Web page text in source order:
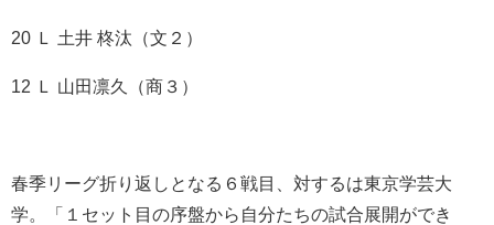
20 Ｌ 土井 柊汰（文２）
12 Ｌ 山田凛久（商３）
春季リーグ折り返しとなる６戦目、対するは東京学芸大
学。「１セット目の序盤から自分たちの試合展開ができ